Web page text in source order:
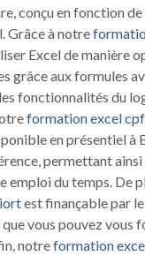
conçu en fonction
Grâce à notre
Excel de manière
grâce aux formules
fonctionnalités du
formation excel
en présentiel à
permettant ainsi
emploi du temps. De
est finançable par
vous pouvez vous
notreformation